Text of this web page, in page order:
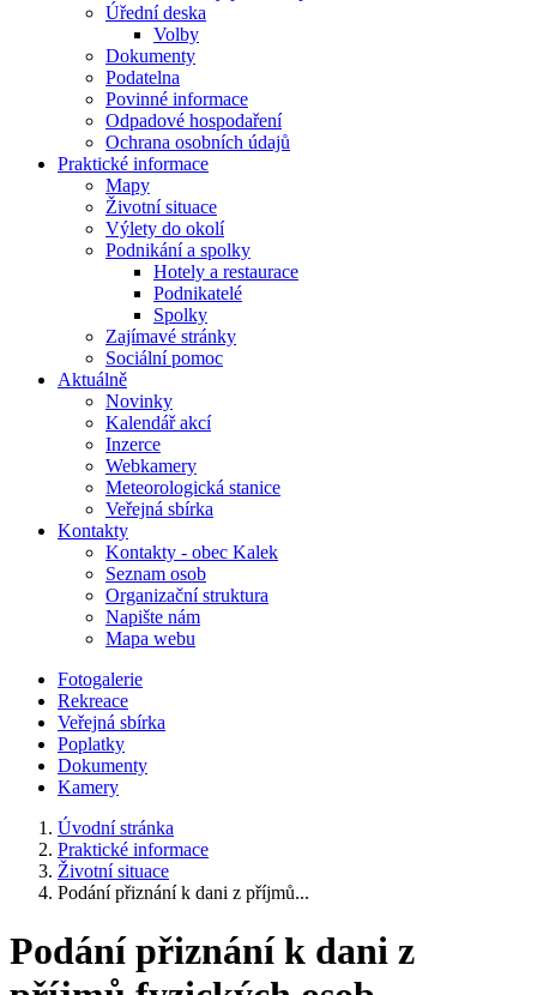
Úřední deska
Volby
Dokumenty
Podatelna
Povinné informace
Odpadové hospodaření
Ochrana osobních údajů
Praktické informace
Mapy
Životní situace
Výlety do okolí
Podnikání a spolky
Hotely a restaurace
Podnikatelé
Spolky
Zajímavé stránky
Sociální pomoc
Aktuálně
Novinky
Kalendář akcí
Inzerce
Webkamery
Meteorologická stanice
Veřejná sbírka
Kontakty
Kontakty - obec Kalek
Seznam osob
Organizační struktura
Napište nám
Mapa webu
Fotogalerie
Rekreace
Veřejná sbírka
Poplatky
Dokumenty
Kamery
Úvodní stránka
Praktické informace
Životní situace
Podání přiznání k dani z příjmů...
Podání přiznání k dani z